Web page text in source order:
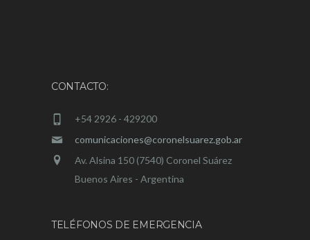
CONTACTO:
+54 2926 - 429200
comunicaciones@coronelsuarez.gob.ar
Av. Alsina 150 (7540) Coronel Suárez
Buenos Aires - Argentina
TELÉFONOS DE EMERGENCIA